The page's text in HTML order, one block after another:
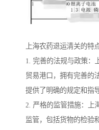
上海农药退运清关的特
1. 完善的法规与政策：
贸易港口，拥有完善的
提供了明确的规定和指导
2. 严格的监管措施：上
监管，包括货物的检验